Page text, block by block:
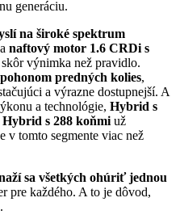
generáciu.
na široké spektrum
naftový motor 1.6 CRDi s
výnimka než pravidlo.
predných kolies,
a výrazne dostupnejší. A
a technológie, Hybrid s
s 288 koňmi už
v tomto segmente viac než
sa všetkých ohúriť jednou
pre každého. A to je dôvod,